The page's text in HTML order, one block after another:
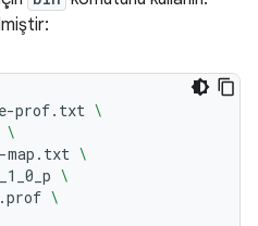
prof.txt \
\
map.txt \
\
\